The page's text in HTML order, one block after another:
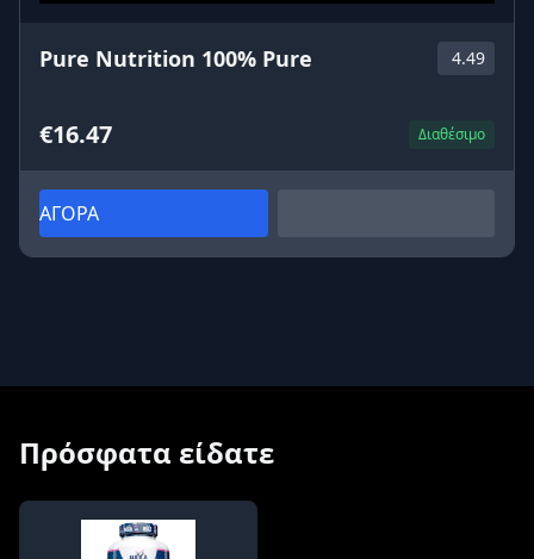
Pure Nutrition 100% Pure 4.49
€16.47 Διαθέσιμο
ΑΓΟΡΑ
Πρόσφατα είδατε